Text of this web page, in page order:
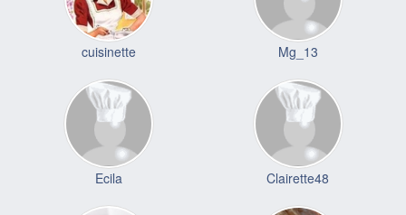
cuisinette Mg_13
Ecila Clairette48